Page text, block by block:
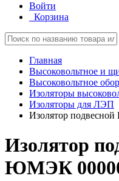
Войти
Корзина
Главная
Высоковольтное и
Высоковольтное
Изоляторы
Изоляторы для ЛЭП
Изолятор
Изолятор
ЮМЭК